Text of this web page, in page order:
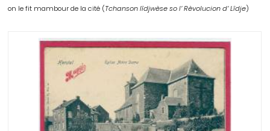
on le fit mambour de la cité (Tchanson lîdjwèse so l’ Rèvolucion d’ Lîdje)